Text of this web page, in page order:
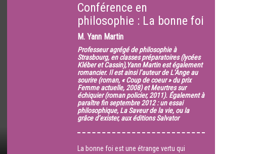
Conférence en
philosophie : La bonne foi
M. Yann Martin
Professeur agrégé de philosophie à
Strasbourg, en classes préparatoires (lycées
Kléber et Cassin),Yann Martin est également
romancier. Il est ainsi l’auteur de L’Ange au
sourire (roman, « Coup de coeur » du prix
Femme actuelle, 2008) et Meurtres sur
échiquier (roman policier, 2011). Également à
paraître fin septembre 2012 : un essai
philosophique, La Saveur de la vie, ou la
grâce d’exister, aux éditions Salvator
La bonne foi est une étrange vertu qui